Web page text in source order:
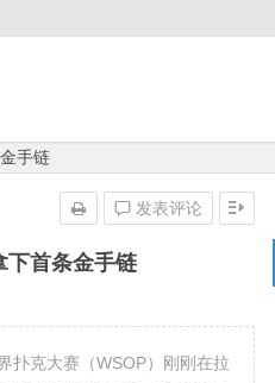
手链
下首条金手链
发表评论
扑克大赛（WSOP）刚刚在拉